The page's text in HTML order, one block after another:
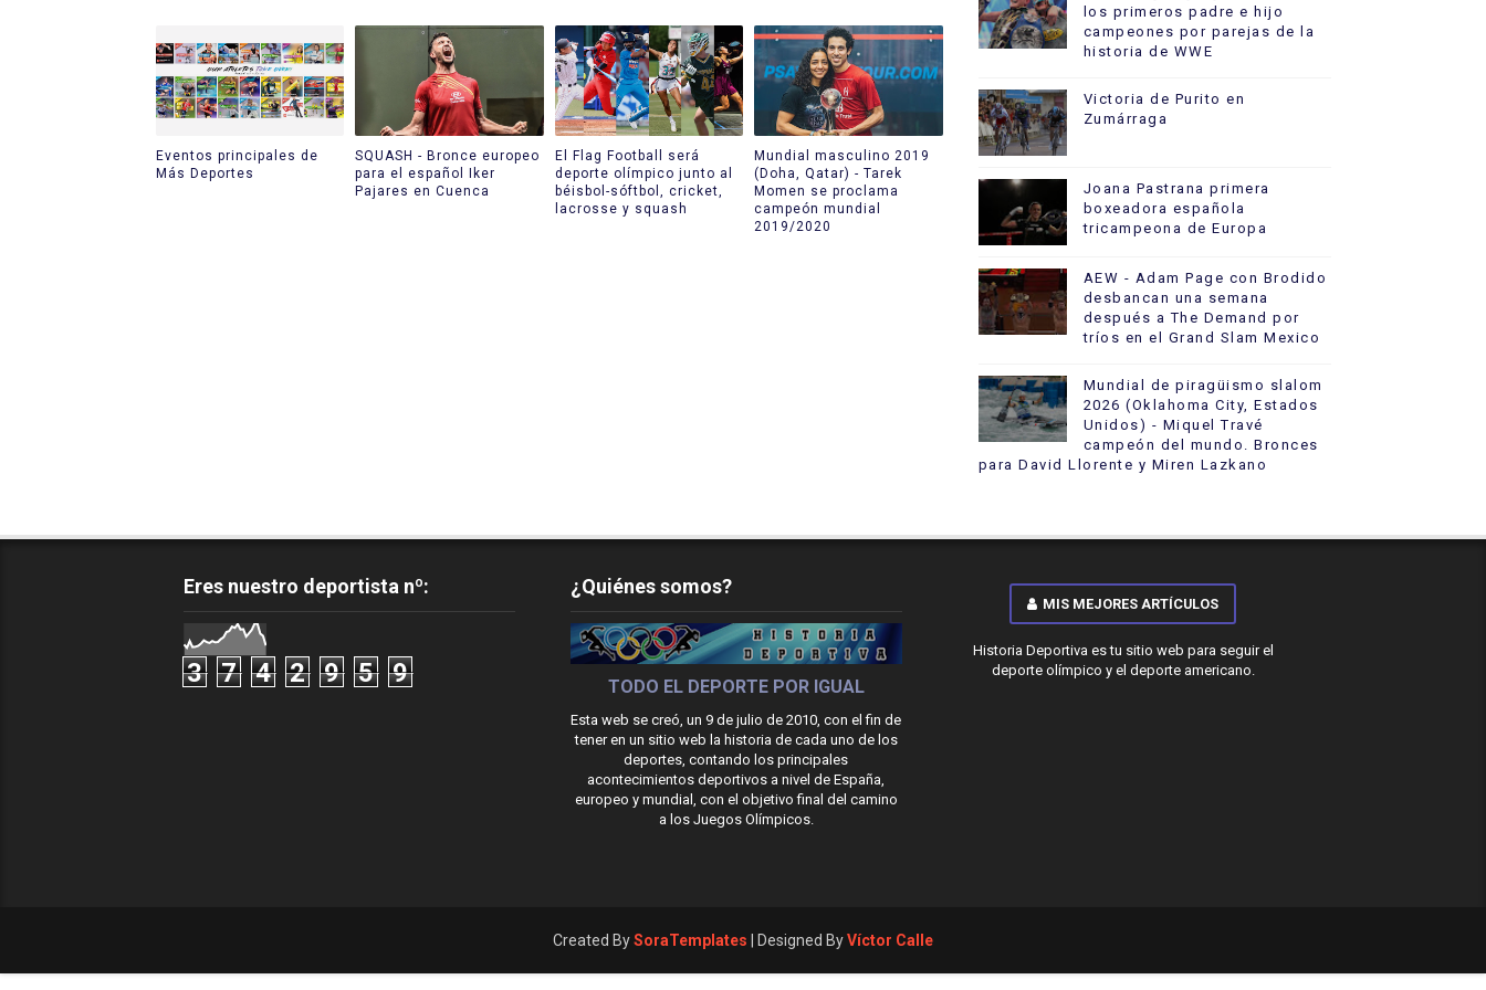
Eventos principales de
Más Deportes
SQUASH - Bronce europeo
para el español Iker
Pajares en Cuenca
El Flag Football será
deporte olímpico junto al
béisbol-sóftbol, cricket,
lacrosse y squash
Mundial masculino 2019
(Doha, Qatar) - Tarek
Momen se proclama
campeón mundial
2019/2020
los primeros padre e hijo
campeones por parejas de la
historia de WWE
Victoria de Purito en
Zumárraga
Joana Pastrana primera
boxeadora española
tricampeona de Europa
AEW - Adam Page con Brodido
desbancan una semana
después a The Demand por
tríos en el Grand Slam Mexico
Mundial de piragüismo slalom
2026 (Oklahoma City, Estados
Unidos) - Miquel Travé
campeón del mundo. Bronces
para David Llorente y Miren Lazkano
Eres nuestro deportista nº:
3 7 4 2 9 5 9
¿Quiénes somos?
TODO EL DEPORTE POR IGUAL
Esta web se creó, un 9 de julio de 2010, con el fin de
tener en un sitio web la historia de cada uno de los
deportes, contando los principales
acontecimientos deportivos a nivel de España,
europeo y mundial, con el objetivo final del camino
a los Juegos Olímpicos.
MIS MEJORES ARTÍCULOS
Historia Deportiva es tu sitio web para seguir el
deporte olímpico y el deporte americano.
Created BySoraTemplates | Designed ByVíctor Calle